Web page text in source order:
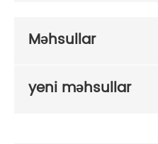
Məhsullar
yeni məhsullar